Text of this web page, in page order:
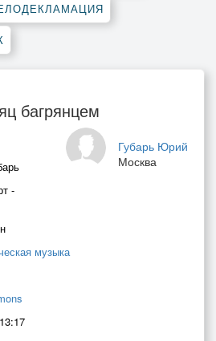
багрянцем
Губарь Юрий
Москва
-
музыка